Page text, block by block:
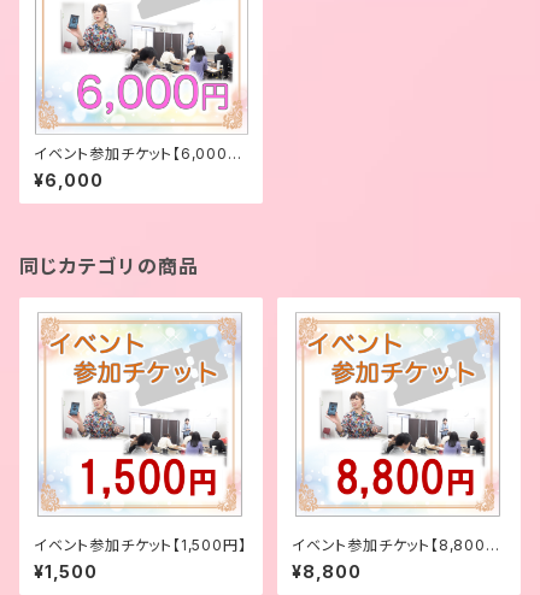
イベント参加チケット【6,000
円】
¥6,000
同じカテゴリの商品
イベント参加チケット【1,500円】
¥1,500
イベント参加チケット【8,800
円】
¥8,800